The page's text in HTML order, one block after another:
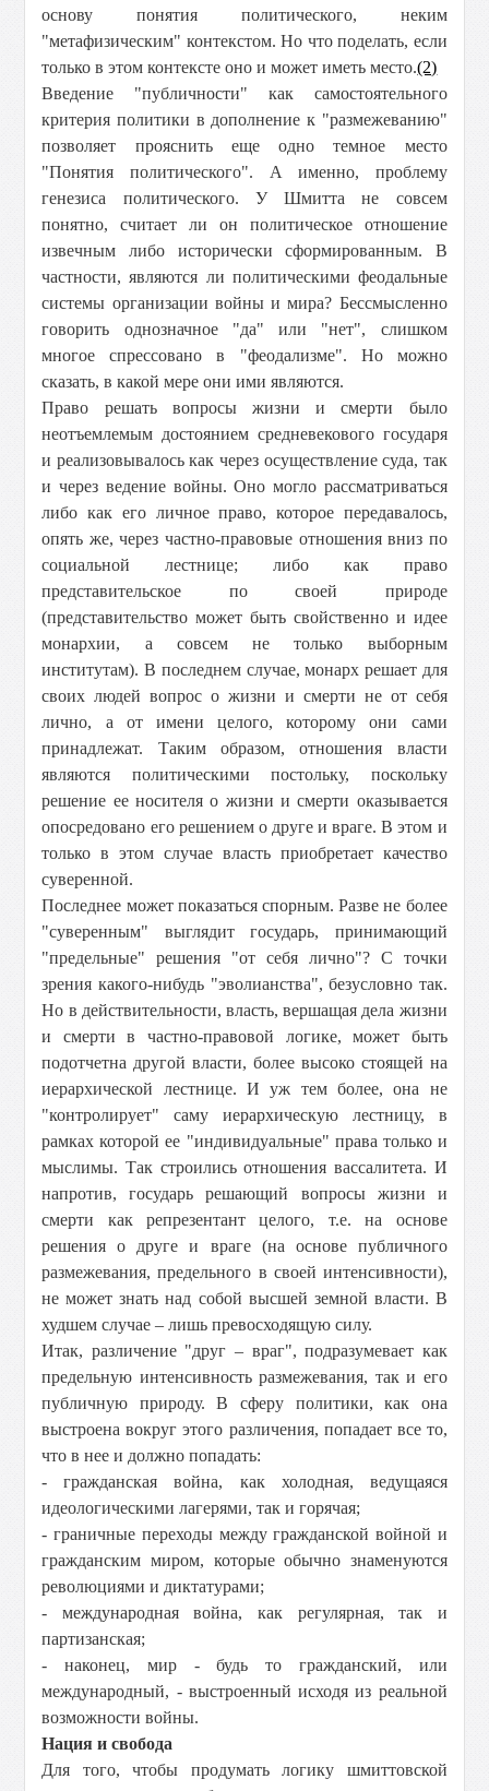
основу понятия политического, неким
"метафизическим" контекстом. Но что поделать, если
только в этом контексте оно и может иметь место.(2)
Введение "публичности" как самостоятельного
критерия политики в дополнение к "размежеванию"
позволяет прояснить еще одно темное место
"Понятия политического". А именно, проблему
генезиса политического. У Шмитта не совсем
понятно, считает ли он политическое отношение
извечным либо исторически сформированным. В
частности, являются ли политическими феодальные
системы организации войны и мира? Бессмысленно
говорить однозначное "да" или "нет", слишком
многое спрессовано в "феодализме". Но можно
сказать, в какой мере они ими являются.
Право решать вопросы жизни и смерти было
неотъемлемым достоянием средневекового государя
и реализовывалось как через осуществление суда, так
и через ведение войны. Оно могло рассматриваться
либо как его личное право, которое передавалось,
опять же, через частно-правовые отношения вниз по
социальной лестнице; либо как право
представительское по своей природе
(представительство может быть свойственно и идее
монархии, а совсем не только выборным
институтам). В последнем случае, монарх решает для
своих людей вопрос о жизни и смерти не от себя
лично, а от имени целого, которому они сами
принадлежат. Таким образом, отношения власти
являются политическими постольку, поскольку
решение ее носителя о жизни и смерти оказывается
опосредовано его решением о друге и враге. В этом и
только в этом случае власть приобретает качество
суверенной.
Последнее может показаться спорным. Разве не более
"суверенным" выглядит государь, принимающий
"предельные" решения "от себя лично"? С точки
зрения какого-нибудь "эволианства", безусловно так.
Но в действительности, власть, вершащая дела жизни
и смерти в частно-правовой логике, может быть
подотчетна другой власти, более высоко стоящей на
иерархической лестнице. И уж тем более, она не
"контролирует" саму иерархическую лестницу, в
рамках которой ее "индивидуальные" права только и
мыслимы. Так строились отношения вассалитета. И
напротив, государь решающий вопросы жизни и
смерти как репрезентант целого, т.е. на основе
решения о друге и враге (на основе публичного
размежевания, предельного в своей интенсивности),
не может знать над собой высшей земной власти. В
худшем случае – лишь превосходящую силу.
Итак, различение "друг – враг", подразумевает как
предельную интенсивность размежевания, так и его
публичную природу. В сферу политики, как она
выстроена вокруг этого различения, попадает все то,
что в нее и должно попадать:
- гражданская война, как холодная, ведущаяся
идеологическими лагерями, так и горячая;
- граничные переходы между гражданской войной и
гражданским миром, которые обычно знаменуются
революциями и диктатурами;
- международная война, как регулярная, так и
партизанская;
- наконец, мир - будь то гражданский, или
международный, - выстроенный исходя из реальной
возможности войны.
Нация и свобода
Для того, чтобы продумать логику шмиттовской